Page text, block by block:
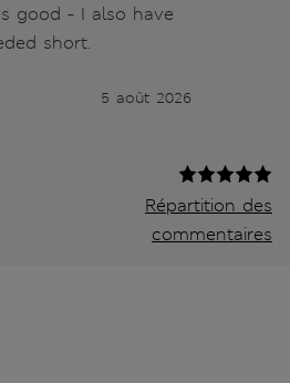
good - I also have
short.
5 août 2026
Répartition des
commentaires